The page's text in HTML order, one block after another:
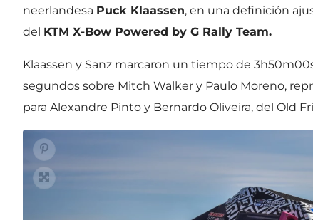
neerlandesa Puck Klaassen, en una definición
del KTM X-Bow Powered by G Rally Team.
Klaassen y Sanz marcaron un tiempo de
segundos sobre Mitch Walker y Paulo Moreno,
para Alexandre Pinto y Bernardo Oliveira, del Old